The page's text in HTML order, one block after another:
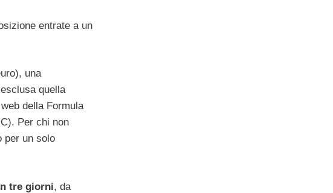
entrate a un
una
quella
della Formula
Per chi non
per un solo
tre giorni, da